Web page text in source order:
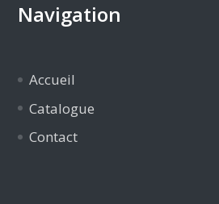
Navigation
Accueil
Catalogue
Contact